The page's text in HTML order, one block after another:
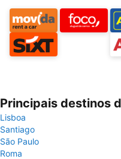
Principais destinos
Lisboa
Santiago
São Paulo
Roma